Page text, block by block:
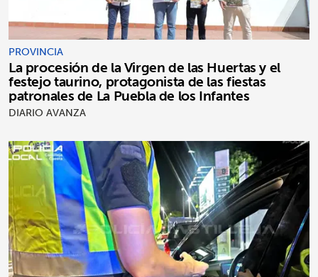
PROVINCIA
La procesión de la Virgen de las Huertas y el
festejo taurino, protagonista de las fiestas
patronales de La Puebla de los Infantes
DIARIO AVANZA